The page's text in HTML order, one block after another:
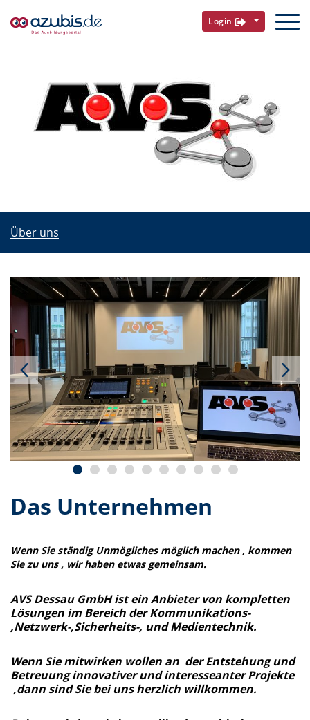
Login
Über uns
Das Unternehmen
Wenn Sie ständig Unmögliches möglich machen , kommen
Sie zu uns , wir haben etwas gemeinsam.
AVS Dessau GmbH ist ein Anbieter von kompletten
Lösungen im Bereich der Kommunikations-
,Netzwerk-,Sicherheits-, und Medientechnik.
Wenn Sie mitwirken wollen an der Entstehung und
Betreuung innovativer und interesseanter Projekte
,dann sind Sie bei uns herzlich willkommen.